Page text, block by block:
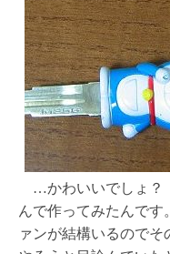
…かわいいでしょ？
んで作ってみたんです
ァンが結構いるので